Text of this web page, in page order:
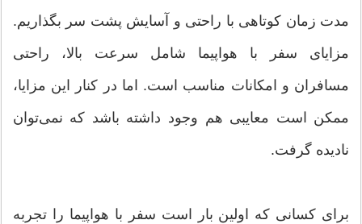
مدت زمان کوتاهی با راحتی و آسایش پشت سر بگذاریم.
مزایای سفر با هواپیما شامل سرعت بالا، راحتی
مسافران و امکانات مناسب است. اما در کنار این مزایا،
ممکن است معایبی هم وجود داشته باشد که نمی‌توان
نادیده گرفت.
برای کسانی که اولین بار است سفر با هواپیما را تجربه